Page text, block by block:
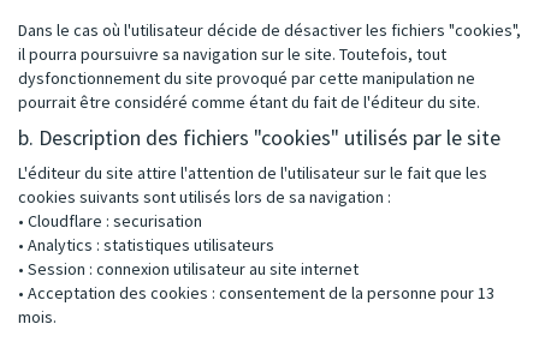
Dans le cas où l'utilisateur décide de désactiver les fichiers "cookies",
il pourra poursuivre sa navigation sur le site. Toutefois, tout
dysfonctionnement du site provoqué par cette manipulation ne
pourrait être considéré comme étant du fait de l'éditeur du site.
b. Description des fichiers "cookies" utilisés par le site
L'éditeur du site attire l'attention de l'utilisateur sur le fait que les
cookies suivants sont utilisés lors de sa navigation :
• Cloudflare : securisation
• Analytics : statistiques utilisateurs
• Session : connexion utilisateur au site internet
• Acceptation des cookies : consentement de la personne pour 13
mois.